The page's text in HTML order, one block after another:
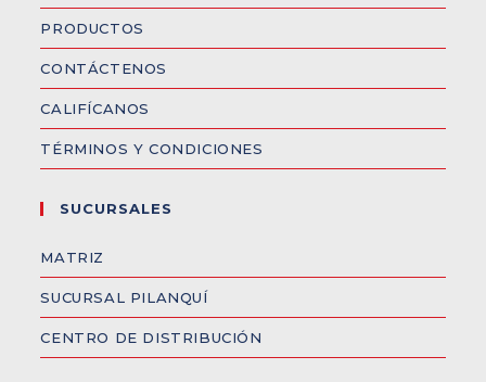
PRODUCTOS
CONTÁCTENOS
CALIFÍCANOS
TÉRMINOS Y CONDICIONES
SUCURSALES
MATRIZ
SUCURSAL PILANQUÍ
CENTRO DE DISTRIBUCIÓN